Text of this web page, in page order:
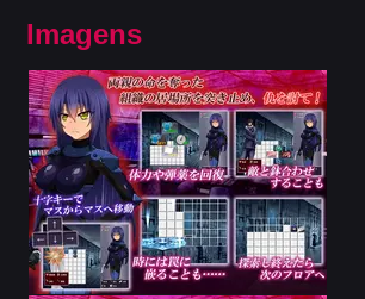
Imagens